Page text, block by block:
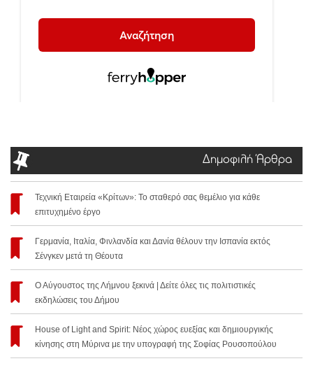
Δημοφιλή Άρθρα
Τεχνική Εταιρεία «Κρίτων»: Το σταθερό σας θεμέλιο για κάθε
επιτυχημένο έργο
Γερμανία, Ιταλία, Φινλανδία και Δανία θέλουν την Ισπανία εκτός
Σένγκεν μετά τη Θέουτα
Ο Αύγουστος της Λήμνου ξεκινά | Δείτε όλες τις πολιτιστικές
εκδηλώσεις του Δήμου
House of Light and Spirit: Νέος χώρος ευεξίας και δημιουργικής
κίνησης στη Μύρινα με την υπογραφή της Σοφίας Ρουσοπούλου